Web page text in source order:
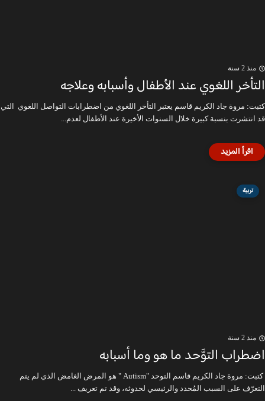
منذ 2 سنة
التأخر اللغوي عند الأطفال وأسبابه وعلاجه
كتبت: مروة جاد الكريم قاسم يعتبر التأخر اللغوي من اضطرابات التواصل اللغوي التي
قد انتشرت بنسبة كبيرة خلال السنوات الأخيرة عند الأطفال لعدم...
تربية
منذ 2 سنة
اضطراب التوَّحد ما هو وما أسبابه
كتبت: مروة جاد الكريم قاسم التوحد "Autism " هو المرض الغامض الذي لم يتم
التعرّف على السبب المُحدد والرئيسي لحدوثه، وقد تم تعريف ...